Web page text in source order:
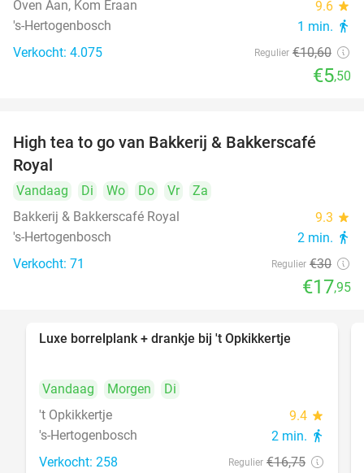
Oven Aan, Kom Eraan
9.6 star
's-Hertogenbosch 1 min. directions_walk
Verkocht: 4.075 Regulier €10,60
€5,50
40%
High tea to go van Bakkerij & Bakkerscafé
Royal
Vandaag Di Wo Do Vr
Za
Bakkerij & Bakkerscafé Royal
9.3 star
's-Hertogenbosch 2 min. directions_walk
Verkocht: 71 Regulier €30
€17,95
Luxe borrelplank + drankje bij 't Opkikkertje
Vandaag Morgen
Di
't Opkikkertje
9.4 star
's-Hertogenbosch 2 min. directions_walk
Verkocht: 258 Regulier €16,75